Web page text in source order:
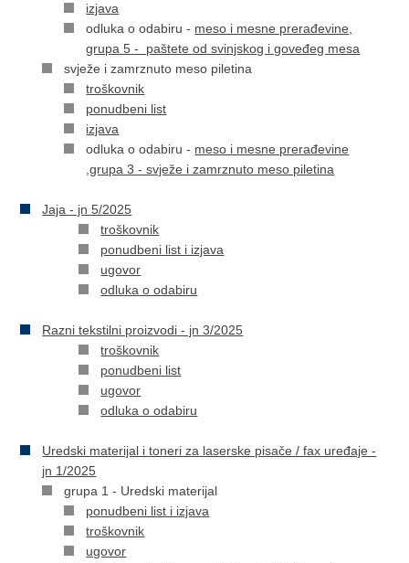
izjava
odluka o odabiru - meso i mesne prerađevine,
grupa 5 - paštete od svinjskog i goveđeg mesa
svježe i zamrznuto meso piletina
troškovnik
ponudbeni list
izjava
odluka o odabiru - meso i mesne prerađevine
,grupa 3 - svježe i zamrznuto meso piletina
Jaja - jn 5/2025
troškovnik
ponudbeni list i izjava
ugovor
odluka o odabiru
Razni tekstilni proizvodi - jn 3/2025
troškovnik
ponudbeni list
ugovor
odluka o odabiru
Uredski materijal i toneri za laserske pisače / fax uređaje -
jn 1/2025
grupa 1 - Uredski materijal
ponudbeni list i izjava
troškovnik
ugovor